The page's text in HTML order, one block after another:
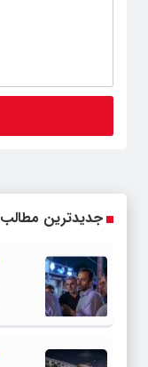
جدیدترین مطالب